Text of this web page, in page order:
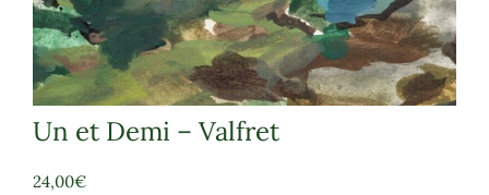
Un et Demi – Valfret
24,00€